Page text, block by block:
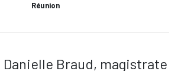
Réunion
Danielle Braud, magistrate